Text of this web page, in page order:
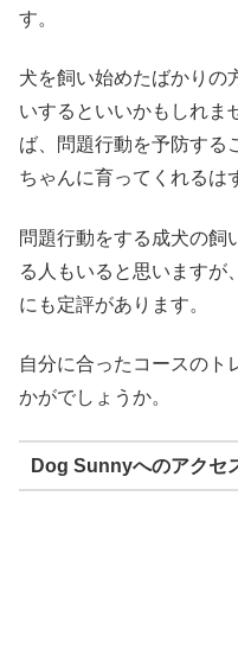
す。
犬を飼い始めたばかりの
いするといいかもしれま
ば、問題行動を予防する
ちゃんに育ってくれるは
問題行動をする成犬の飼
る人もいると思いますが
にも定評があります。
自分に合ったコースのト
かがでしょうか。
Dog Sunnyへのアクセ